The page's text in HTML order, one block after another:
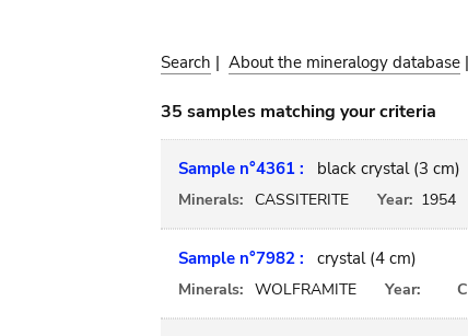
Search | About the mineralogy database |
35 samples matching your criteria
Sample n°4361 : black crystal (3 cm)
Minerals: CASSITERITE Year: 1954
Sample n°7982 : crystal (4 cm)
Minerals: WOLFRAMITE Year: